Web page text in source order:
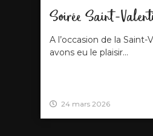
Soirée Saint-
A l’occasion de la Saint-
avons eu le plaisir...
24 mars 2026